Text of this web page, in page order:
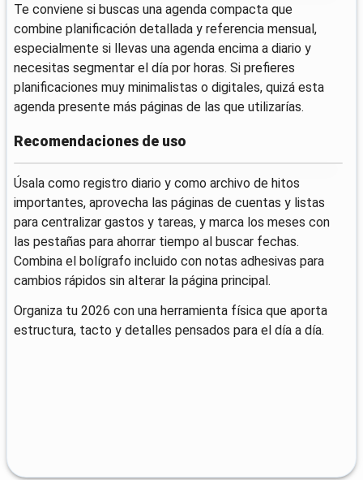
Te conviene si buscas una agenda compacta que
combine planificación detallada y referencia mensual,
especialmente si llevas una agenda encima a diario y
necesitas segmentar el día por horas. Si prefieres
planificaciones muy minimalistas o digitales, quizá esta
agenda presente más páginas de las que utilizarías.
Recomendaciones de uso
Úsala como registro diario y como archivo de hitos
importantes, aprovecha las páginas de cuentas y listas
para centralizar gastos y tareas, y marca los meses con
las pestañas para ahorrar tiempo al buscar fechas.
Combina el bolígrafo incluido con notas adhesivas para
cambios rápidos sin alterar la página principal.
Organiza tu 2026 con una herramienta física que aporta
estructura, tacto y detalles pensados para el día a día.